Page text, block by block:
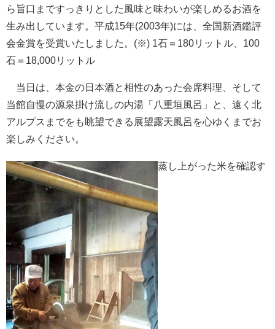
ら旨口まですっきりとした風味と味わいが楽しめるお酒を
生み出しています。平成15年(2003年)には、全国新酒鑑評
会金賞を受賞いたしました。(※) 1石＝180リットル、100
石＝18,000リットル
当日は、本金の日本酒と相性のあった会席料理、そして
当館自慢の源泉掛け流しの内湯「八重垣風呂」と、遠く北
アルプスまでをも眺望できる展望露天風呂を心ゆくまでお
楽しみください。
蒸し上がった米を確認す